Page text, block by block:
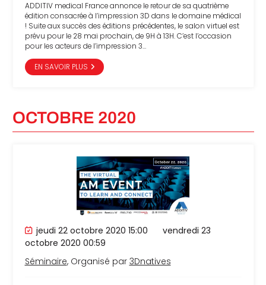
ADDITIV medical France annonce le retour de sa quatrième
édition consacrée à l’impression 3D dans le domaine médical
! Suite aux succès des éditions précédentes, le salon virtuel est
prévu pour le 28 mai prochain, de 9H à 13H. C’est l’occasion
pour les acteurs de l’impression 3…
EN SAVOIR PLUS
OCTOBRE 2020
jeudi 22 octobre 2020 15:00
vendredi 23
octobre 2020 00:59
Séminaire, Organisé par 3Dnatives